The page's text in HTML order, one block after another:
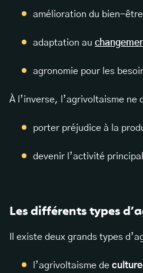
amélioration du bien-
adaptation au
agronomie pour les
À l’inverse, l’agrivoltaisme ne
porter préjudice à la
devenir l’activité
Les différents types
Il existe deux grands types
l’agrivoltaisme de culture